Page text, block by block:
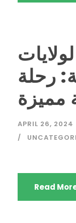
رحلة
مميزة
APRIL 26, 2024
Read